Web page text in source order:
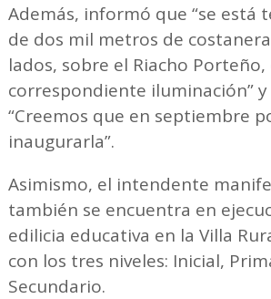
Además, informó que “se está
de dos mil metros de
lados, sobre el Riacho Porteño,
correspondiente iluminación”
“Creemos que en septiembre
inaugurarla”.
Asimismo, el intendente
también se encuentra en
edilicia educativa en la Villa
con los tres niveles: Inicial,
Secundario.